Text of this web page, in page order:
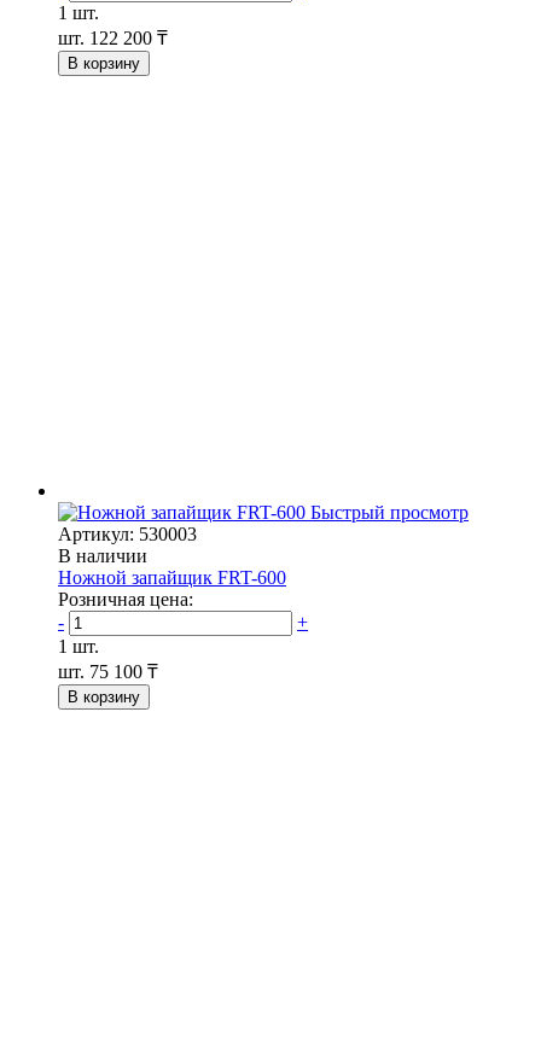
1 шт.
шт. 122 200 ₸
В корзину
Быстрый просмотр
Артикул: 530003
В наличии
Ножной запайщик FRT-600
Розничная цена:
-
+
1 шт.
шт. 75 100 ₸
В корзину